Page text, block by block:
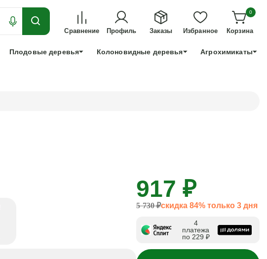
ДЛЯ ТЕХ, КТО УСПЕЕТ!
+7 991 898 83 30
Сравнение Профиль Заказы Избранное
0
Корзина
Плодовые деревья Колоновидные деревья Агрохимикаты
917 ₽
5 730 ₽скидка 84% только 3 дня
4
платежа
по 229 ₽